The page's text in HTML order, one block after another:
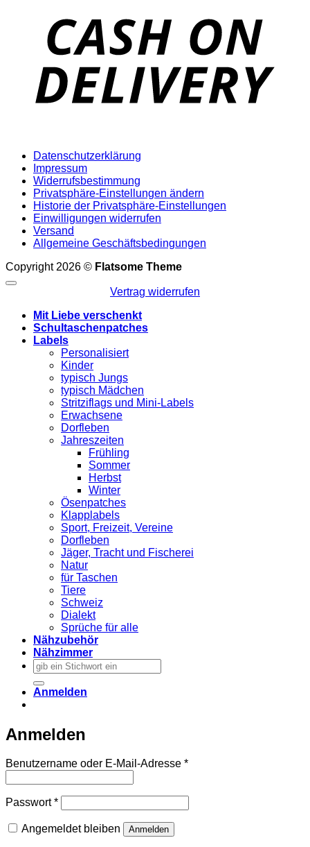
Datenschutzerklärung
Impressum
Widerrufsbestimmung
Privatsphäre-Einstellungen ändern
Historie der Privatsphäre-Einstellungen
Einwilligungen widerrufen
Versand
Allgemeine Geschäftsbedingungen
Copyright 2026 © Flatsome Theme
Vertrag widerrufen
Mit Liebe verschenkt
Schultaschenpatches
Labels
Personalisiert
Kinder
typisch Jungs
typisch Mädchen
Stritziflags und Mini-Labels
Erwachsene
Dorfleben
Jahreszeiten
Frühling
Sommer
Herbst
Winter
Ösenpatches
Klapplabels
Sport, Freizeit, Vereine
Dorfleben
Jäger, Tracht und Fischerei
Natur
für Taschen
Tiere
Schweiz
Dialekt
Sprüche für alle
Nähzubehör
Nähzimmer
Suchen
nach:
Anmelden
Anmelden
Benutzername oder E-Mail-Adresse *Erforderlich
Passwort*Erforderlich
Angemeldet bleiben Anmelden